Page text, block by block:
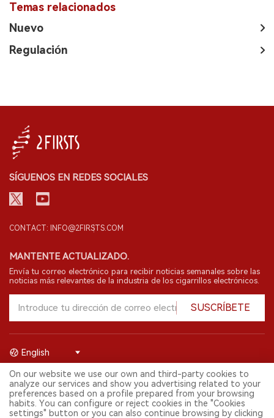
Temas relacionados
Nuevo
Regulación
SÍGUENOS EN REDES SOCIALES
CONTACT: INFO@2FIRSTS.COM
MANTENTE ACTUALIZADO.
Envía tu correo electrónico para recibir noticias semanales sobre las
noticias más relevantes de la industria de los cigarrillos electrónicos.
SUSCRÍBETE
© 2026 Shenzhen 2FIRSTS Technology Co.,Ltd. Todos los derechos
reservados.
2FIRSTS solo es accesible para profesionales de la industria,
investigadores, medios y otros profesionales. El acceso por menores
está prohibido.
English
On our website we use our own and third-party cookies to
analyze our services and show you advertising related to your
preferences based on a profile prepared from your browsing
habits. You can configure or reject cookies in the "Cookies
settings" button or you can also continue browsing by clicking